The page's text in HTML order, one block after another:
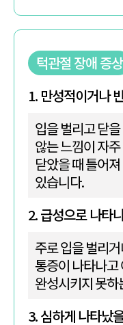
턱관절 장애 증상
1. 만성적이거나
입을 벌리고 닫
않는 느낌이 자
닫았을 때 틀어
있습니다.
2. 급성으로 나타
주로 입을 벌리
통증이 나타나고
완성시키지 못
3. 심하게 나타났